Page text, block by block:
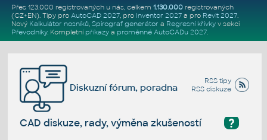
Přes 123.000 registrovaných u nás, celkem 1.130.000registrovaných
(CZ+EN). Tipy pro AutoCAD 2027, pro Inventor 2027a pro Revit 2027.
Nový Kalkulátor nosníků, Spirograf generátor a Regresní křivkyv sekci
Převodníky. Kompletní příkazya proměnné AutoCADu 2027.
RSS tipy
RSS diskuze
Diskuzní fórum, poradna
?
CAD diskuze, rady, výměna zkušeností